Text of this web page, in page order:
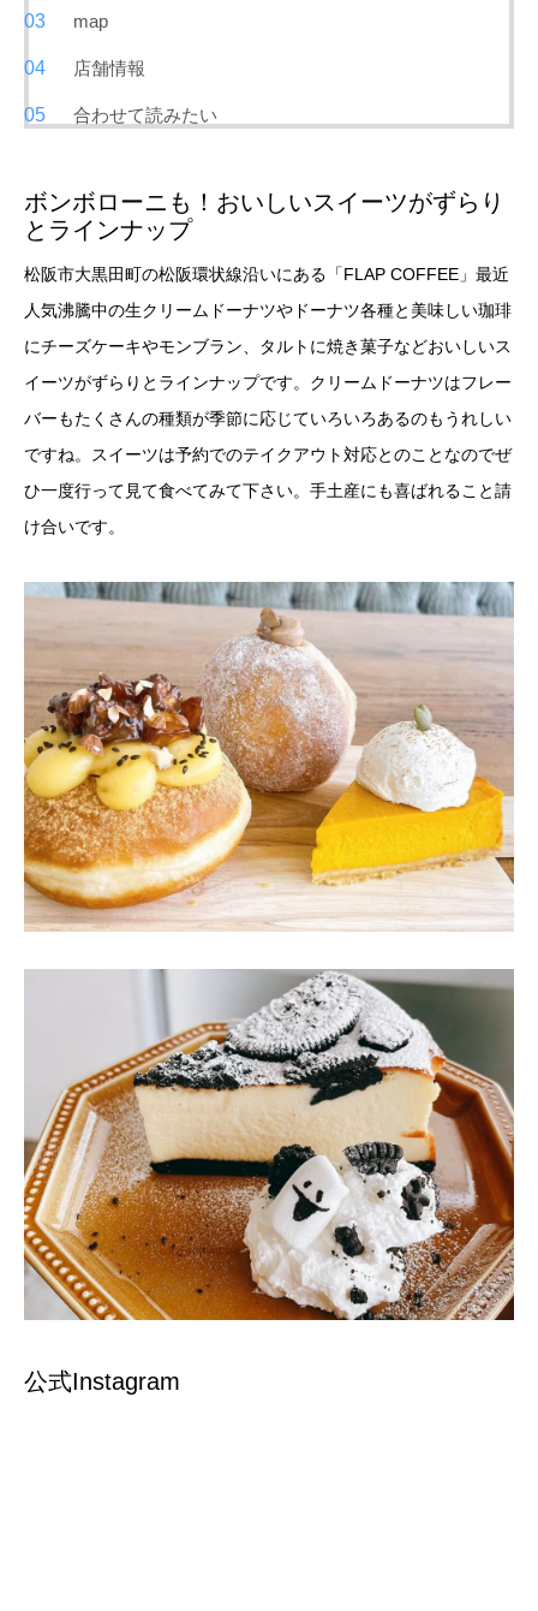
map
店舗情報
合わせて読みたい
ボンボローニも！おいしいスイーツがずらり
とラインナップ
松阪市大黒田町の松阪環状線沿いにある「FLAP COFFEE」最近
人気沸騰中の生クリームドーナツやドーナツ各種と美味しい珈琲
にチーズケーキやモンブラン、タルトに焼き菓子などおいしいス
イーツがずらりとラインナップです。クリームドーナツはフレー
バーもたくさんの種類が季節に応じていろいろあるのもうれしい
ですね。スイーツは予約でのテイクアウト対応とのことなのでぜ
ひ一度行って見て食べてみて下さい。手土産にも喜ばれること請
け合いです。
公式Instagram